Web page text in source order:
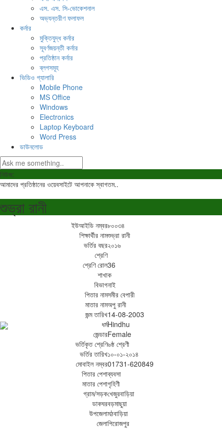
এস. এস. সি-ভোকেশনাল
অভ্যন্তরীণ ফলাফল
কর্নার
মুক্তিযুদ্ধ কর্নার
সূবর্ণজয়ন্তী কর্নার
প্রতিষ্ঠান কর্নার
ব্লগসমূহ
ভিডিও গ্যালারি
Mobile Phone
MS Office
Windows
Electronics
Laptop Keyboard
Word Press
ডাউনলোড
নিউজ:
আমাদের প্রতিষ্ঠানের ওয়েবসাইটে আপনাকে স্বাগতম..
শুভ্রা রানী
ইউআইডি নম্বর৮০০৩৪
শিক্ষার্থীর নামশুভ্রা রানী
ভর্তির বছর২০১৬
শ্রেণি
শ্রেণি রোল36
শাখাক
বিভাগনাই
পিতার নামসমীর বেপারী
মাতার নামঅপু রানী
জন্ম তারিখ14-08-2003
ধর্মHindhu
জেন্ডারFemale
ভর্তিকৃত শ্রেণি৬ষ্ঠ শ্রেণী
ভর্তির তারিখ১০-০১-২০১৪
মোবাইল নম্বর01731-620849
পিতার পেশাব্যবসা
মাতার পেশাগৃহিণী
গ্রাম/সড়কখেজুরবাড়িয়া
ডাকঘরবড়মাছুয়া
উপজেলামঠবাড়িয়া
জেলাপিরোজপুর